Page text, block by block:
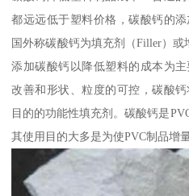
都远远低于塑料价格，碳酸钙的
国外称碳酸钙为填充剂（Filler）或
添加碳酸钙以降低塑料的成本为
改善和形状、粒度的可控，碳酸
目的的功能性填充剂。碳酸钙是
其使用目的大多是为使PVC制品增